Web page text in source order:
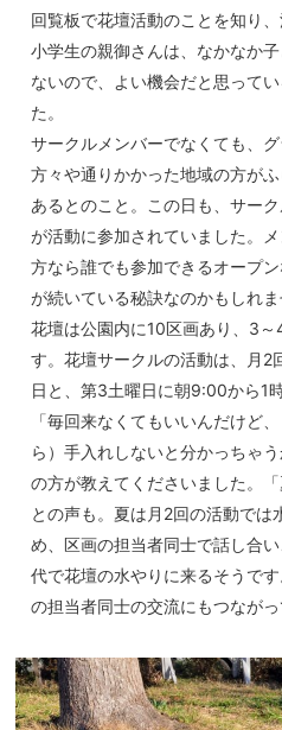
回覧板で花壇活動のことを知り
小学生の親御さんは、なかなか
ないので、よい機会だと思って
た。
サークルメンバーでなくても、
方々や通りかかった地域の方が
あるとのこと。この日も、サー
が活動に参加されていました。
方なら誰でも参加できるオープ
が続いている秘訣なのかもしれま
花壇は公園内に10区画あり、3～
す。花壇サークルの活動は、月2
日と、第3土曜日に朝9:00から1時
「毎回来なくてもいいんだけど
ら）手入れしないと分かっちゃ
の方が教えてくださいました。
との声も。夏は月2回の活動では
め、区画の担当者同士で話し合
代で花壇の水やりに来るそうで
の担当者同士の交流にもつながっ